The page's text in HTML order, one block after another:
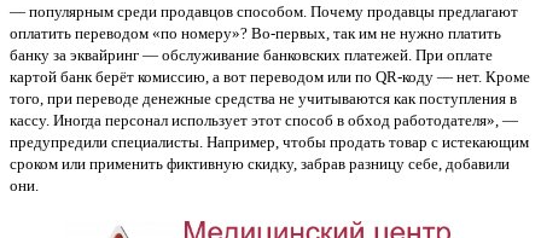
— популярным среди продавцов способом. Почему продавцы предлагают
оплатить переводом «по номеру»? Во-первых, так им не нужно платить
банку за эквайринг — обслуживание банковских платежей. При оплате
картой банк берёт комиссию, а вот переводом или по QR-коду — нет. Кроме
того, при переводе денежные средства не учитываются как поступления в
кассу. Иногда персонал использует этот способ в обход работодателя», —
предупредили специалисты. Например, чтобы продать товар с истекающим
сроком или применить фиктивную скидку, забрав разницу себе, добавили
они.